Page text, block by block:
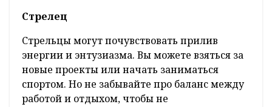
Стрелец
Стрельцы могут почувствовать прилив
энергии и энтузиазма. Вы можете взяться за
новые проекты или начать заниматься
спортом. Но не забывайте про баланс между
работой и отдыхом, чтобы не